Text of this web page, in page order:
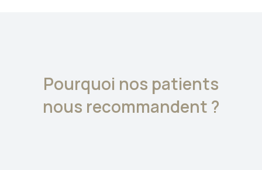
Pourquoi nos patients
nous recommandent ?